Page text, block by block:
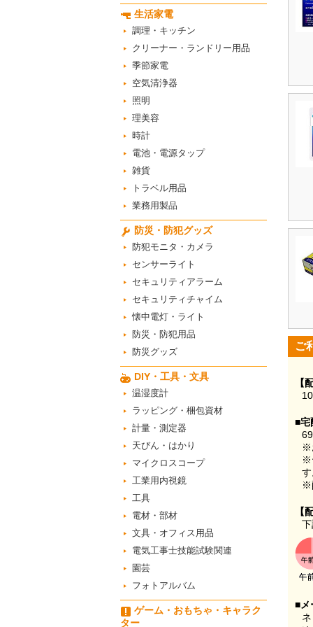
生活家電
調理・キッチン
クリーナー・ランドリー用品
季節家電
空気清浄器
照明
理美容
時計
電池・電源タップ
雑貨
トラベル用品
業務用製品
防災・防犯グッズ
防犯モニタ・カメラ
センサーライト
セキュリティアラーム
セキュリティチャイム
懐中電灯・ライト
防災・防犯用品
防災グッズ
DIY・工具・文具
温湿度計
ラッピング・梱包資材
計量・測定器
天びん・はかり
マイクロスコープ
工業用内視鏡
工具
電材・部材
文具・オフィス用品
電気工事士技能試験関連
園芸
フォトアルバム
ゲーム・おもちゃ・キャラク
ター
ご
【
■宅
※
※
※
【
■メ